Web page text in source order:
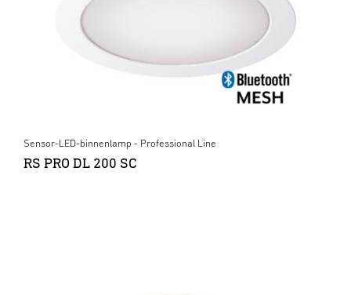
Sensor-LED-binnenlamp - Professional Line
RS PRO DL 200 SC